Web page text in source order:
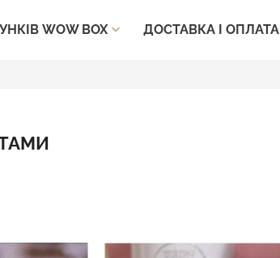
WOW BOX  ДОСТАВКА І ОПЛАТА